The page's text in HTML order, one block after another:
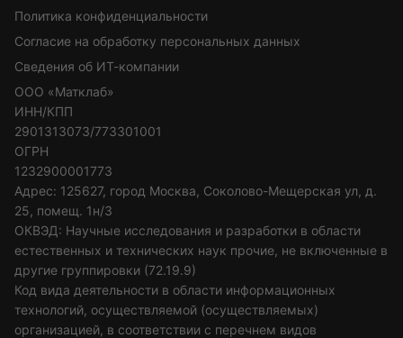
Политика конфиденциальности
Согласие на обработку персональных данных
Сведения об ИТ-компании
ООО «Матклаб»
ИНН/КПП
2901313073/773301001
ОГРН
1232900001773
Адрес: 125627, город Москва, Соколово-Мещерская ул, д.
25, помещ. 1н/3
ОКВЭД: Научные исследования и разработки в области
естественных и технических наук прочие, не включенные в
другие группировки (72.19.9)
Код вида деятельности в области информационных
технологий, осуществляемой (осуществляемых)
организацией, в соответствии с перечнем видов